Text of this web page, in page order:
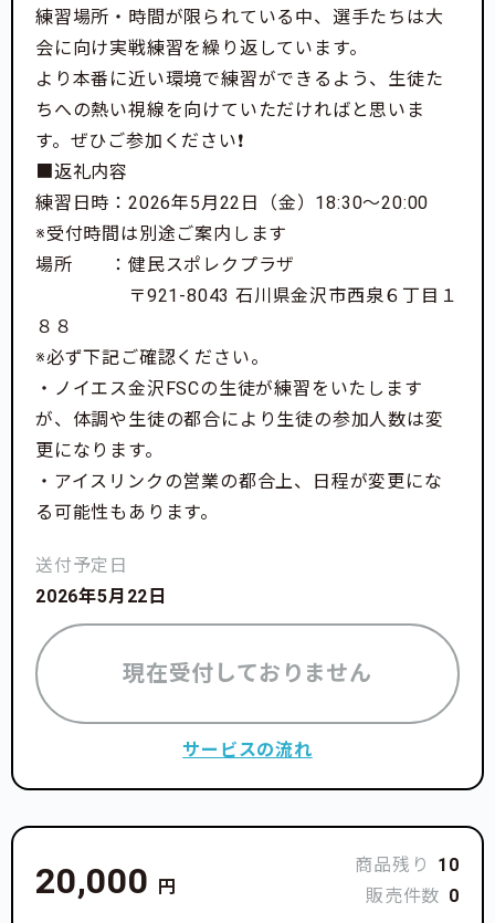
＜最後に＞
このクラウドファンディングで、環境が整っていなく
ても力を合わせれば頑張れるということを皆さんにお
伝えしていきたいです。
またこのアクシデントを乗り越えた時、子どもたちが
どのように成長して行くのかもぜひ一緒に見守って頂
きたいです。
練習場所・時間が限られている中、選手たちは大
会に向け実戦練習を繰り返しています。
より本番に近い環境で練習ができるよう、生徒た
ちへの熱い視線を向けていただければと思いま
す。ぜひご参加ください❗️
■返礼内容
練習日時：2026年5月22日（金）18:30～20:00
※受付時間は別途ご案内します
場所 ：健民スポレクプラザ
〒921-8043 石川県金沢市西泉６丁目１
８８
※必ず下記ご確認ください。
・ノイエス金沢FSCの生徒が練習をいたします
が、体調や生徒の都合により生徒の参加人数は変
更になります。
・アイスリンクの営業の都合上、日程が変更にな
る可能性もあります。
送付予定日
2026年5月22日
現在受付しておりません
サービスの流れ
20,000 円
商品残り
10
販売件数 0